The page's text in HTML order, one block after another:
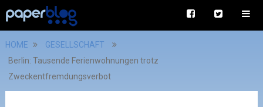
HOME
GESELLSCHAFT
Berlin: Tausende Ferienwohnungen trotz
Zweckentfremdungsverbot